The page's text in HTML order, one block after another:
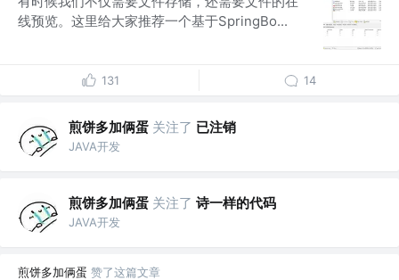
线预览。这里给大家推荐一个基于SpringBo...
131 14
煎饼多加俩蛋 关注了 已注销
JAVA开发
煎饼多加俩蛋 关注了 诗一样的代码
JAVA开发
煎饼多加俩蛋 赞了这篇文章